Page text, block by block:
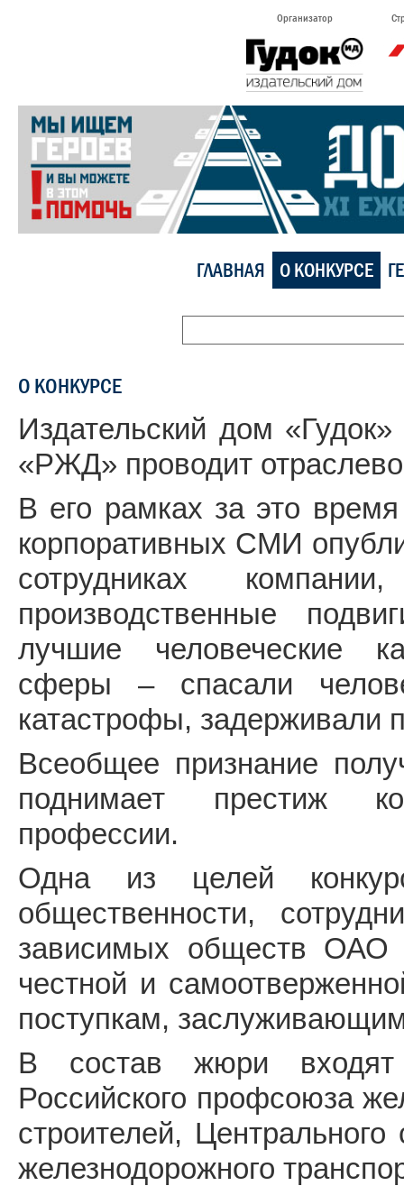
Организатор
ГЛАВНАЯ О КОНКУРСЕ
О КОНКУРСЕ
Издательский дом
«РЖД» проводит
В его рамках за это
корпоративных СМИ
сотрудниках
производственные
лучшие человеческие
сферы – спасали
катастрофы, задерживали
Всеобщее признание
поднимает престиж
профессии.
Одна из целей
общественности,
зависимых обществ ОАО
честной и
поступкам,
В состав жюри
Российского профсоюза
строителей,
железнодорожного